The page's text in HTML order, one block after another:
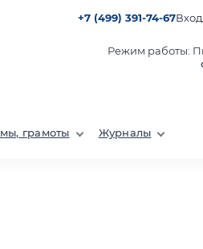
+7 (499) 391-74-67Вход
Режим работы:
грамоты Журналы